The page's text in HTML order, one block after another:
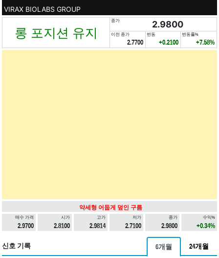
VIRAX BIOLABS GROUP
롱 포지션 유지
종가 2.9800
이전 종가
2.7700
변동
+0.2100
변동률%
+7.58%
약세형 어둡게 덮인 구름
매수 가격
2.9700
시가
2.8100
고가
2.9814
저가
2.7100
종가
2.9800
수익%
+0.34%
신호 기록 6개월 24개월